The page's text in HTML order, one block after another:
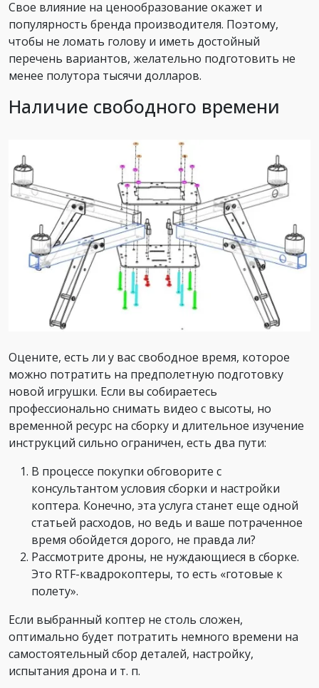
Свое влияние на ценообразование окажет и
популярность бренда производителя. Поэтому,
чтобы не ломать голову и иметь достойный
перечень вариантов, желательно подготовить не
менее полутора тысячи долларов.
Наличие свободного времени
Оцените, есть ли у вас свободное время, которое
можно потратить на предполетную подготовку
новой игрушки. Если вы собираетесь
профессионально снимать видео с высоты, но
временной ресурс на сборку и длительное изучение
инструкций сильно ограничен, есть два пути:
В процессе покупки обговорите с
консультантом условия сборки и настройки
коптера. Конечно, эта услуга станет еще одной
статьей расходов, но ведь и ваше потраченное
время обойдется дорого, не правда ли?
Рассмотрите дроны, не нуждающиеся в сборке.
Это RTF-квадрокоптеры, то есть «готовые к
полету».
Если выбранный коптер не столь сложен,
оптимально будет потратить немного времени на
самостоятельный сбор деталей, настройку,
испытания дрона и т. п.